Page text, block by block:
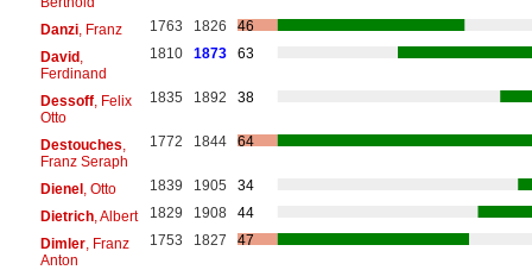
Danzi, Franz 1763 1826
46
David,
Ferdinand
1810 1873 63
Dessoff, Felix
Otto
1835 1892 38
Destouches
Franz Seraph
1772 1844 64
Dienel, Otto 1839 1905
34
Dietrich, Albert 1829 1908
44
Dimler, Franz
Anton
1753 1827 47